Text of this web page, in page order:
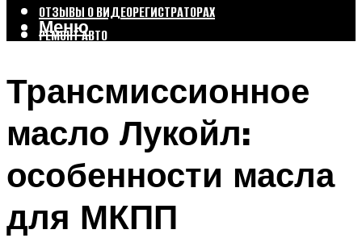
ОТЗЫВЫ О ВИДЕОРЕГИСТРАТОРАХ
РЕМОНТ АВТО
Меню
Трансмиссионное
масло Лукойл:
особенности масла
для МКПП